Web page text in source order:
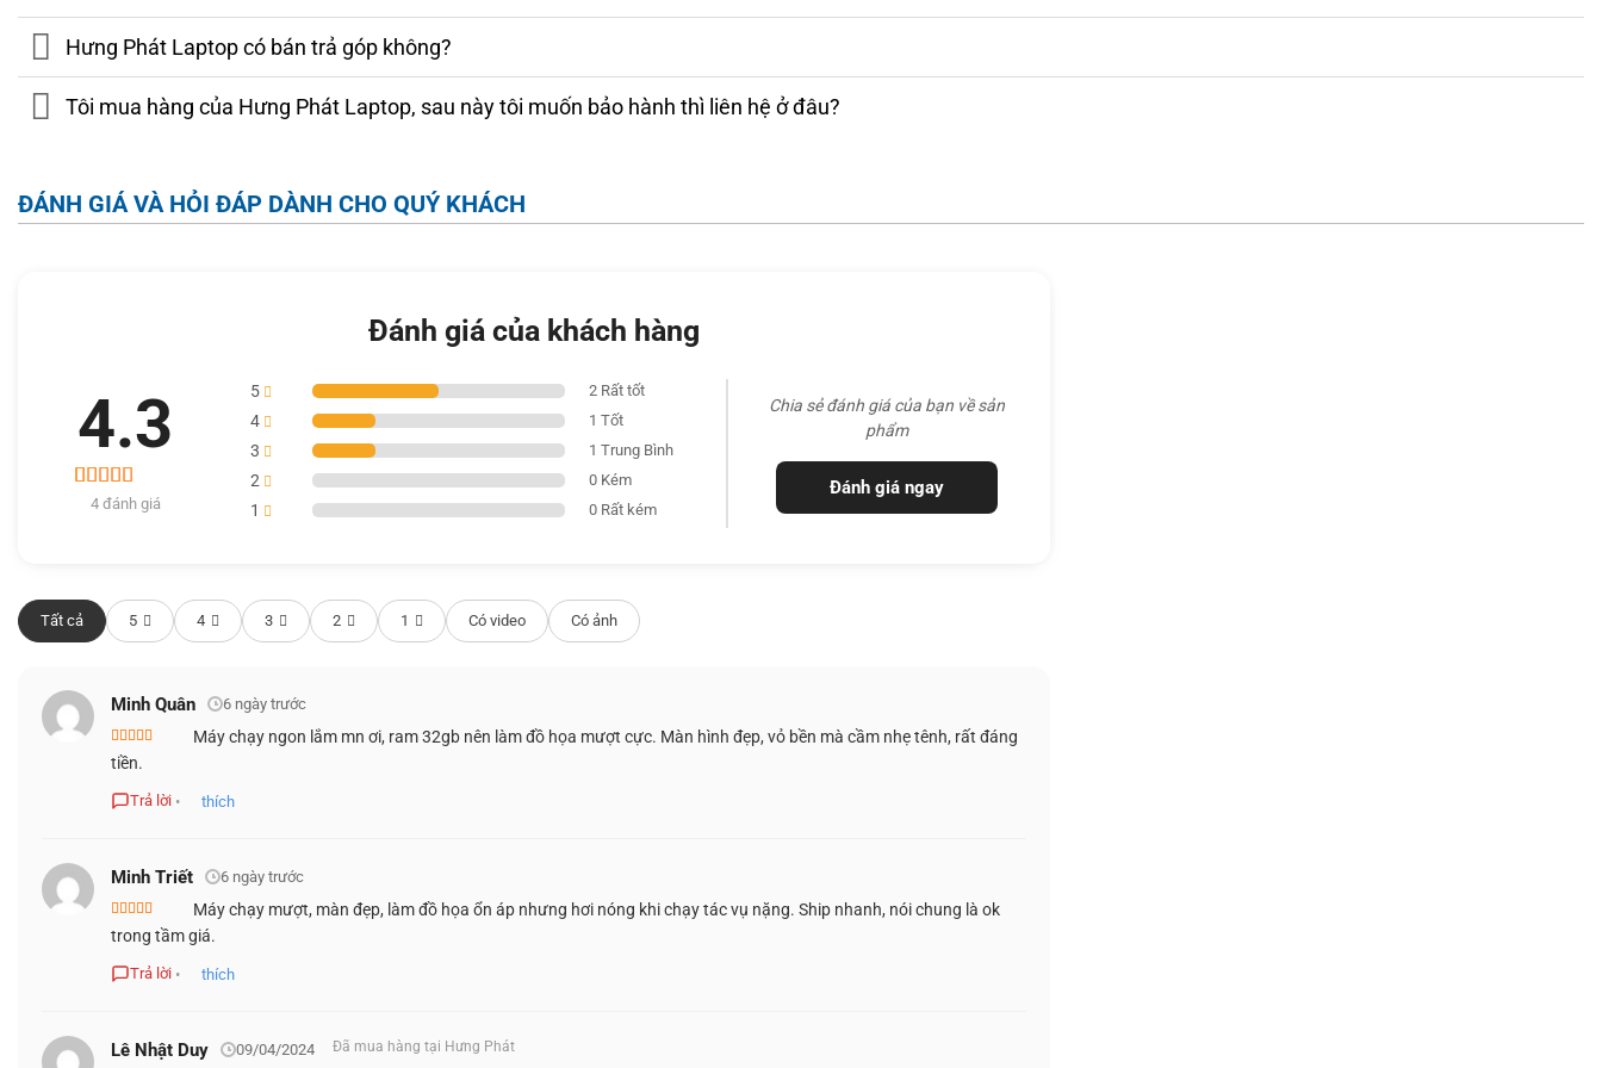
vẫn muốn đạt hiệu quả công việc tối ưu.
MÀN HÌNH HIỂN THỊ
Màn hình 4K 15.6inch tùy chọn bật lên tuy không sáng lắm nhưng màu sắc phong phú, rực rỡ có thể bù
đắp cho nhược điểm đó.
Hưng Phát Laptop có bán trả góp không?
Tôi mua hàng của Hưng Phát Laptop, sau này tôi muốn bảo hành thì liên hệ ở đâu?
ĐÁNH GIÁ VÀ HỎI ĐÁP DÀNH CHO QUÝ KHÁCH
Đánh giá của khách hàng
4.3
4.34 đánh giá
5 2 Rất tốt
4 1 Tốt
3 1 Trung Bình
2 0 Kém
1 0 Rất kém
Chia sẻ đánh giá của bạn về sản
phẩm
Đánh giá ngay
Tất cả 5 4 3 2 1 Có video Có ảnh
Minh Quân 6 ngày trước
Được xếp
hạng
Máy chạy ngon lắm mn ơi, ram 32gb nên làm đồ họa mượt cực. Màn hình đẹp, vỏ bền mà cầm nhẹ tênh, rất đáng
tiền.
Trả lời • thích
Minh Triết 6 ngày trước
Được
xếp
5 sao
Máy chạy mượt, màn đẹp, làm đồ họa ổn áp nhưng hơi nóng khi chạy tác vụ nặng. Ship nhanh, nói chung là ok
trong tầm giá.
Trả lời • thích
Lê Nhật Duy 09/04/2024 Đã mua hàng tại Hưng Phát